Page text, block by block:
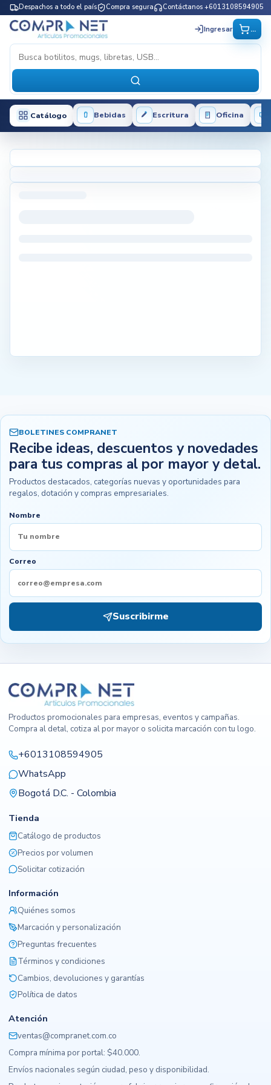
Despachos a todo el país Compra segura Contáctanos +6013108594905
Ingresar ...
Catálogo Bebidas Escritura Oficina
BOLETINES COMPRANET
Recibe ideas, descuentos y novedades
para tus compras al por mayor y detal.
Productos destacados, categorías nuevas y oportunidades para
regalos, dotación y compras empresariales.
Nombre
Correo
Suscribirme
Productos promocionales para empresas, eventos y campañas.
Compra al detal, cotiza al por mayor o solicita marcación con tu logo.
+6013108594905
WhatsApp
Bogotá D.C. - Colombia
Tienda
Catálogo de productos
Precios por volumen
Solicitar cotización
Información
Quiénes somos
Marcación y personalización
Preguntas frecuentes
Términos y condiciones
Cambios, devoluciones y garantías
Política de datos
Atención
ventas@compranet.com.co
Compra mínima por portal: $40.000.
Envíos nacionales según ciudad, peso y disponibilidad.